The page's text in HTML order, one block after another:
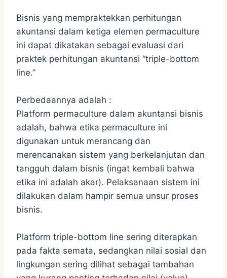
Bisnis yang mempraktekkan perhitungan
akuntansi dalam ketiga elemen permaculture
ini dapat dikatakan sebagai evaluasi dari
praktek perhitungan akuntansi “triple-bottom
line.”
Perbedaannya adalah :
Platform permaculture dalam akuntansi bisnis
adalah, bahwa etika permaculture ini
digunakan untuk merancang dan
merencanakan sistem yang berkelanjutan dan
tangguh dalam bisnis (ingat kembali bahwa
etika ini adalah akar). Pelaksanaan sistem ini
dilakukan dalam hampir semua unsur proses
bisnis.
Platform triple-bottom line sering diterapkan
pada fakta semata, sedangkan nilai sosial dan
lingkungan sering dilihat sebagai tambahan